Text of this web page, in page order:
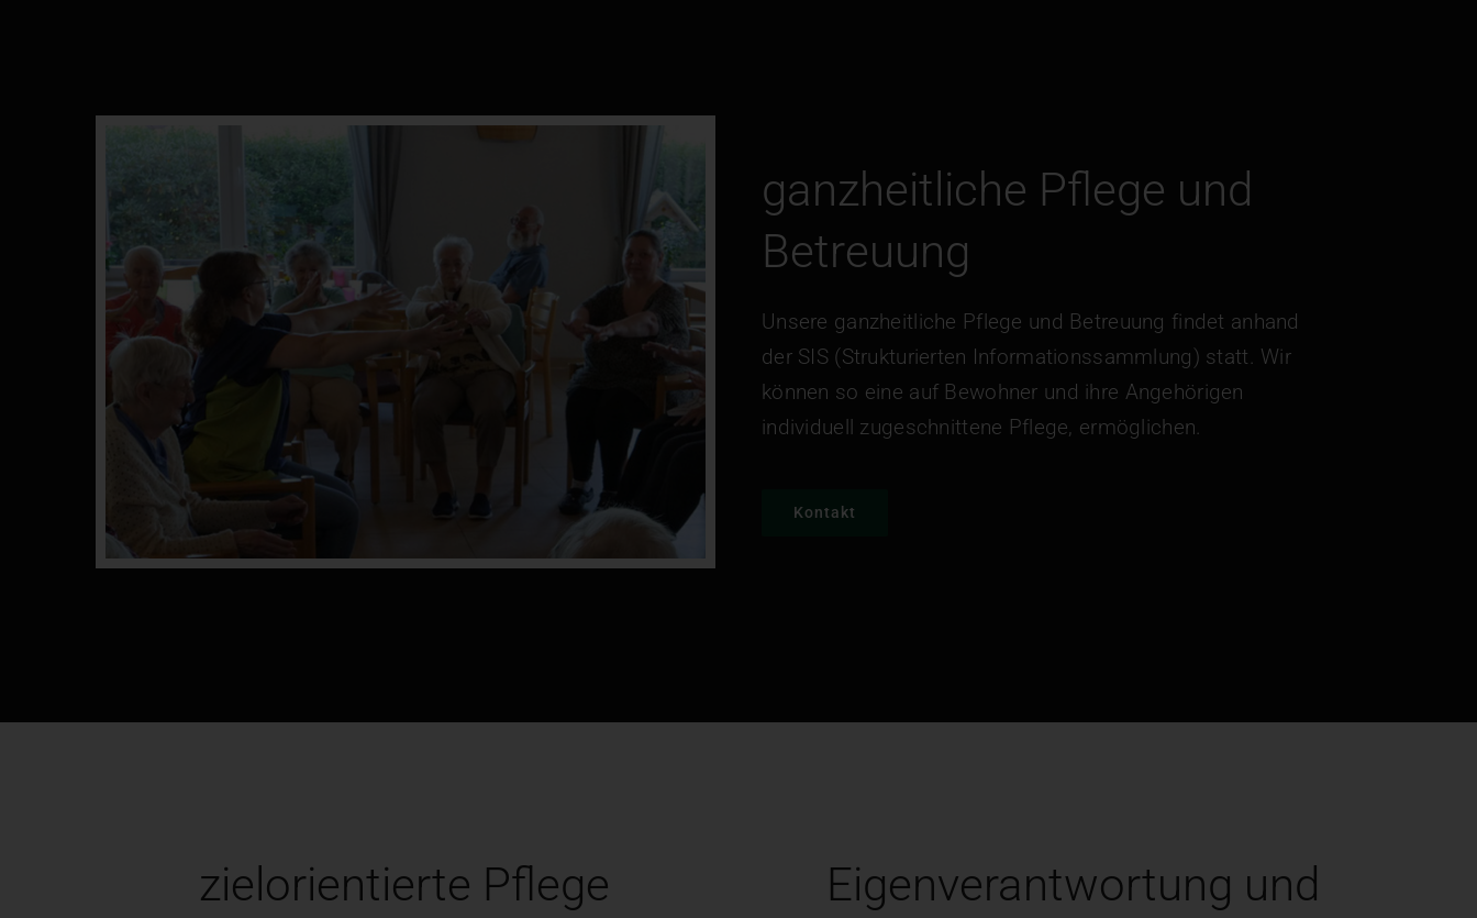
ganzheitliche Pflege und
Betreuung
Unsere ganzheitliche Pflege und Betreuung findet anhand
der SIS (Strukturierten Informationssammlung) statt. Wir
können so eine auf Bewohner und ihre Angehörigen
individuell zugeschnittene Pflege, ermöglichen.
Kontakt
zielorientierte Pflege
Eigenverantwortung und